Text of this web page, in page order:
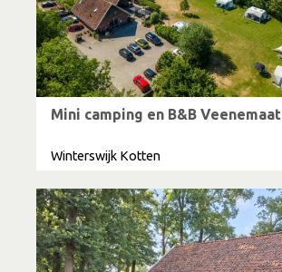
Mini camping en B&B Veenemaat
Winterswijk Kotten